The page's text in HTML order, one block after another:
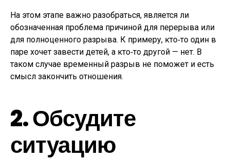
На этом этапе важно разобраться, является ли
обозначенная проблема причиной для перерыва или
для полноценного разрыва. К примеру, кто‑то один в
паре хочет завести детей, а кто‑то другой — нет. В
таком случае временный разрыв не поможет и есть
смысл закончить отношения.
2. Обсудите
ситуацию